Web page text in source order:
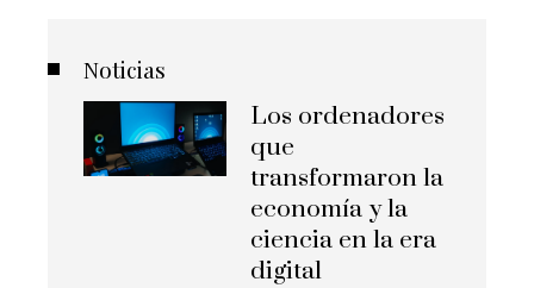
Noticias
Los ordenadores
que
transformaron la
economía y la
ciencia en la era
digital